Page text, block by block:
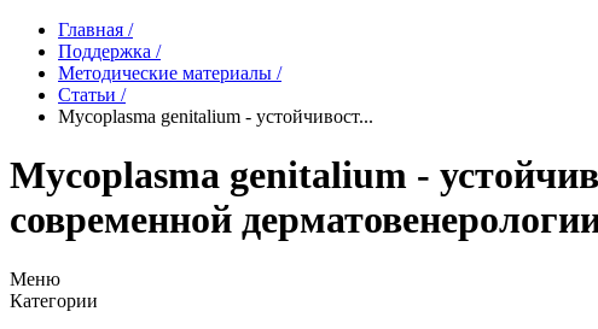
Главная /
Поддержка /
Методические материалы /
Статьи /
Mycoplasma genitalium - устойчивост...
Mycoplasma genitalium -
современной
Меню
Категории